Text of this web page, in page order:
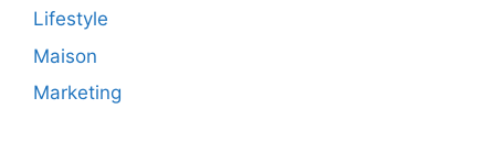
Lifestyle
Maison
Marketing